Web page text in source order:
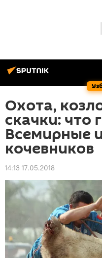
Охота,
скачки: что
Всемирные
кочевников
14:13 17.05.2018